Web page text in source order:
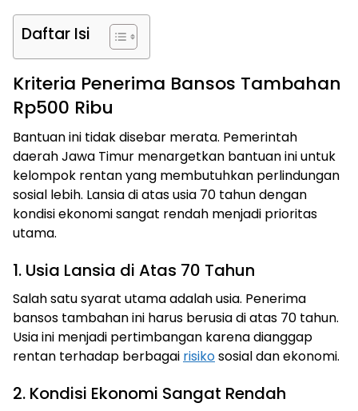
Daftar Isi
Kriteria Penerima Bansos Tambahan
Rp500 Ribu
Bantuan ini tidak disebar merata. Pemerintah
daerah Jawa Timur menargetkan bantuan ini untuk
kelompok rentan yang membutuhkan perlindungan
sosial lebih. Lansia di atas usia 70 tahun dengan
kondisi ekonomi sangat rendah menjadi prioritas
utama.
1. Usia Lansia di Atas 70 Tahun
Salah satu syarat utama adalah usia. Penerima
bansos tambahan ini harus berusia di atas 70 tahun.
Usia ini menjadi pertimbangan karena dianggap
rentan terhadap berbagai risikososial dan ekonomi.
2. Kondisi Ekonomi Sangat Rendah